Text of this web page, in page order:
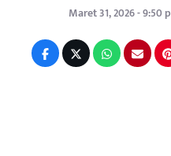
Maret 31, 2026 - 9:50